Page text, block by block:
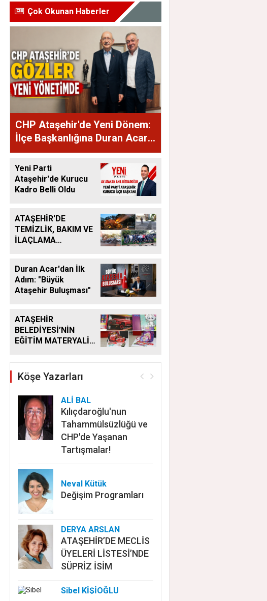
Çok Okunan Haberler
CHP Ataşehir'de Yeni Dönem:
İlçe Başkanlığına Duran Acar
Atandı
Yeni Parti
Ataşehir'de Kurucu
Kadro Belli Oldu
ATAŞEHİR'DE
TEMİZLİK, BAKIM VE
İLAÇLAMA
Duran Acar'dan İlk
Adım: "Büyük
Ataşehir Buluşması"
ATAŞEHİR
BELEDİYESİ’NİN
EĞİTİM MATERYALİ
DÖNEMDE DE
SÜRÜYOR
Köşe Yazarları
ALİ BAL
Kılıçdaroğlu'nun
Tahammülsüzlüğü ve
CHP'de Yaşanan
Tartışmalar!
Neval Kütük
Değişim Programları
DERYA ARSLAN
ATAŞEHİR’DE MECLİS
ÜYELERİ LİSTESİ’NDE
SÜPRİZ İSİM
Sibel KİŞİOĞLU